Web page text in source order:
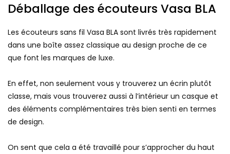
Déballage des écouteurs Vasa BLA
Les écouteurs sans fil Vasa BLA sont livrés très rapidement
dans une boîte assez classique au design proche de ce
que font les marques de luxe.
En effet, non seulement vous y trouverez un écrin plutôt
classe, mais vous trouverez aussi à l’intérieur un casque et
des éléments complémentaires très bien senti en termes
de design.
On sent que cela a été travaillé pour s’approcher du haut